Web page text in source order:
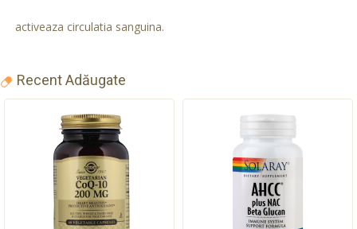
activeaza circulatia sanguina.
Recent Adăugate